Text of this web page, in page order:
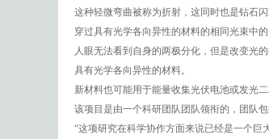
这种轻微弯曲被称为折射，这同时也是钻石闪
穿过具有光学各向异性的材料的相同光束中
人眼无法看到自身的两极分化，但是改变光
具有光学各向异性的材料。
新材料也可能用于能量收集光伏电池或发光
该项目是由一个科研团队团队领衔的，团队
“这项研究在科学协作方面来说已经是一个巨